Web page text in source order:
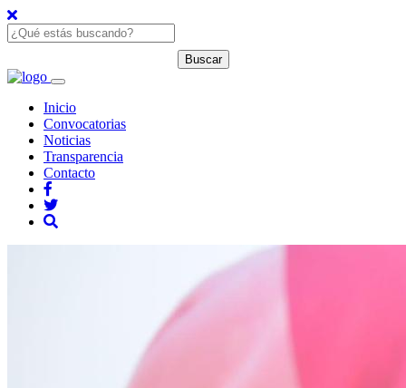
Inicio
Convocatorias
Noticias
Transparencia
Contacto